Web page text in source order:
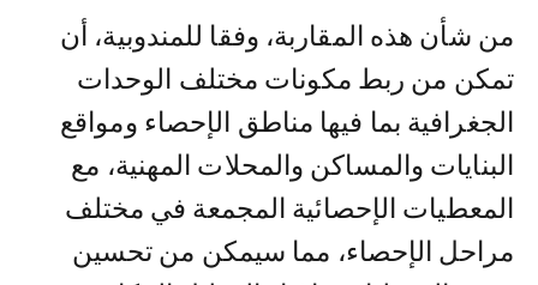
من شأن هذه المقاربة، وفقا للمندوبية، أن
تمكن من ربط مكونات مختلف الوحدات
الجغرافية بما فيها مناطق الإحصاء ومواقع
البنايات والمساكن والمحلات المهنية، مع
المعطيات الإحصائية المجمعة في مختلف
مراحل الإحصاء، مما سيمكن من تحسين